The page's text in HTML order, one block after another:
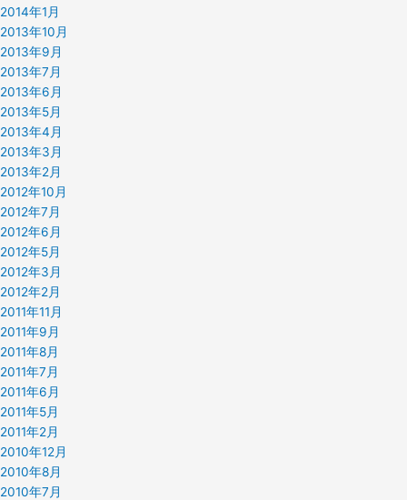
2014年1月
2013年10月
2013年9月
2013年7月
2013年6月
2013年5月
2013年4月
2013年3月
2013年2月
2012年10月
2012年7月
2012年6月
2012年5月
2012年3月
2012年2月
2011年11月
2011年9月
2011年8月
2011年7月
2011年6月
2011年5月
2011年2月
2010年12月
2010年8月
2010年7月